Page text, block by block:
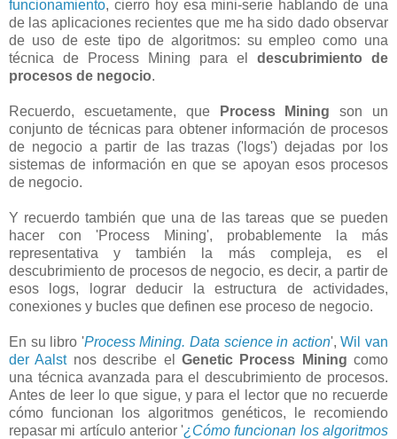
funcionamiento, cierro hoy esa mini-serie hablando de una
de las aplicaciones recientes que me ha sido dado observar
de uso de este tipo de algoritmos: su empleo como una
técnica de Process Mining para el descubrimiento de
procesos de negocio.
Recuerdo, escuetamente, que Process Mining son un
conjunto de técnicas para obtener información de procesos
de negocio a partir de las trazas ('logs') dejadas por los
sistemas de información en que se apoyan esos procesos
de negocio.
Y recuerdo también que una de las tareas que se pueden
hacer con 'Process Mining', probablemente la más
representativa y también la más compleja, es el
descubrimiento de procesos de negocio, es decir, a partir de
esos logs, lograr deducir la estructura de actividades,
conexiones y bucles que definen ese proceso de negocio.
En su libro 'Process Mining. Data science in action',Wil van
der Aalstnos describe el Genetic Process Mining como
una técnica avanzada para el descubrimiento de procesos.
Antes de leer lo que sigue, y para el lector que no recuerde
cómo funcionan los algoritmos genéticos, le recomiendo
repasar mi artículo anterior '¿Cómo funcionan los algoritmos